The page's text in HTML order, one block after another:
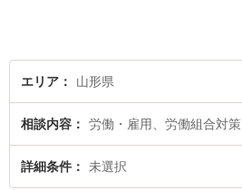
エリア 山形県
相談内容 労働・雇用、労働組合対策
詳細条件 未選択